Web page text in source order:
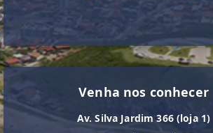
Venha nos conhecer
Av. Silva Jardim 366 (loja 1)